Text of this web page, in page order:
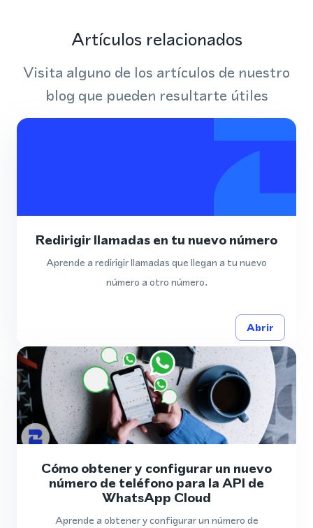
Artículos relacionados
Visita alguno de los artículos de nuestro
blog que pueden resultarte útiles
Redirigir llamadas en tu nuevo número
Aprende a redirigir llamadas que llegan a tu nuevo
número a otro número.
Abrir
Cómo obtener y configurar un nuevo
número de teléfono para la API de
WhatsApp Cloud
Aprende a obtener y configurar un número de